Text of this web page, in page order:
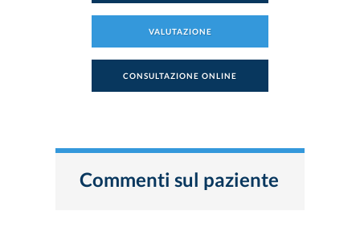
VALUTAZIONE
CONSULTAZIONE ONLINE
Commenti sul paziente